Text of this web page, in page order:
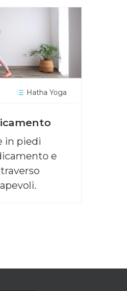
Hatha Yoga
in piedi
e